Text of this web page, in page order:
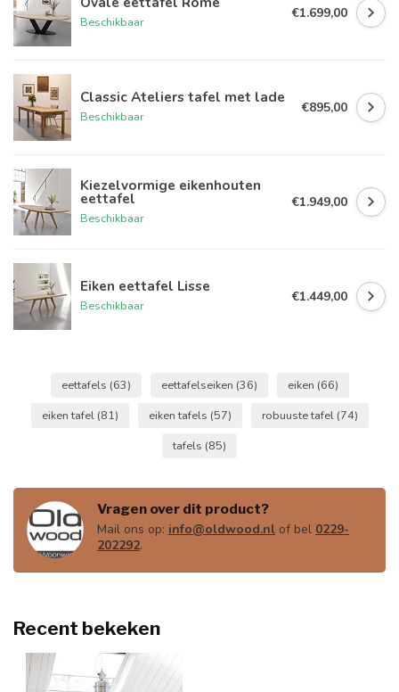
Beschikbaar
€1.699,00
Classic Ateliers tafel met lade
Beschikbaar
€895,00
Kiezelvormige eikenhouten
eettafel
Beschikbaar
€1.949,00
Eiken eettafel Lisse
Beschikbaar
€1.449,00
eettafels (63) eettafelseiken (36) eiken (66)
eiken tafel (81) eiken tafels (57) robuuste tafel (74)
tafels (85)
Vragen over dit product?
Mail ons op: info@oldwood.nl of bel 0229-
202292.
Recent bekeken